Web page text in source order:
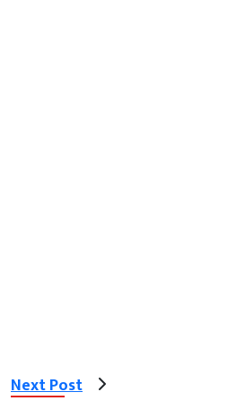
Next Post